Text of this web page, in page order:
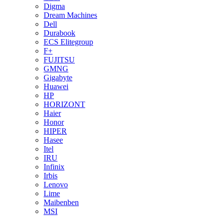
Digma
Dream Machines
Dell
Durabook
ECS Elitegroup
F+
FUJITSU
GMNG
Gigabyte
Huawei
HP
HORIZONT
Haier
Honor
HIPER
Hasee
Itel
IRU
Infinix
Irbis
Lenovo
Lime
Maibenben
MSI